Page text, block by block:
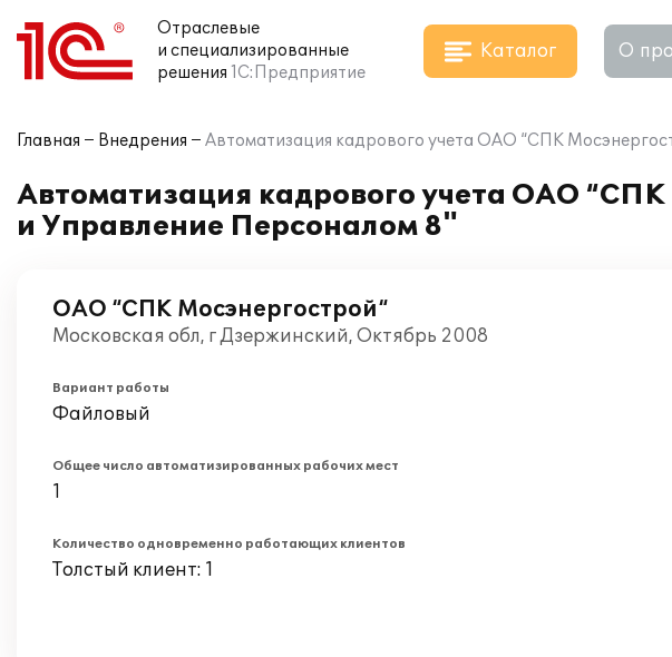
Отраслевые
и специализированные
решения 1С:Предприятие
Каталог О
Главная Внедрения Автоматизация кадрового учета ОАО “СПК
Автоматизация кадрового учета ОАО
и Управление Персоналом 8"
ОАО “СПК Мосэнергострой“
Московская обл, г Дзержинский, Октябрь 2008
Вариант работы
Файловый
Общее число автоматизированных рабочих мест
1
Количество одновременно работающих клиентов
Толстый клиент: 1